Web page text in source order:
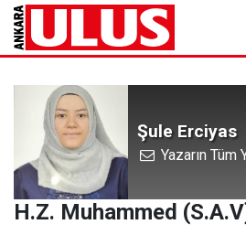
Şule Erciyas
Yazarın Tüm
H.Z. Muhammed